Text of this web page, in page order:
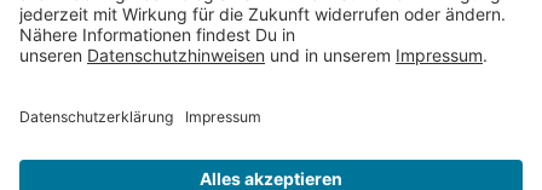
* Versandkostenfrei ab 9,00 € Bestellwert innerhalb
Deutschlands
** Lieferzeit 1-3 Werktage innerhalb Deutschlands
Thienemann-Esslinger Verlag GmbH, Blumenstraße 36, D-70182